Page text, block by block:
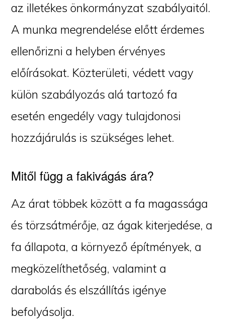
az illetékes önkormányzat szabályaitól.
A munka megrendelése előtt érdemes
ellenőrizni a helyben érvényes
előírásokat. Közterületi, védett vagy
külön szabályozás alá tartozó fa
esetén engedély vagy tulajdonosi
hozzájárulás is szükséges lehet.
Mitől függ a fakivágás ára?
Az árat többek között a fa magassága
és törzsátmérője, az ágak kiterjedése, a
fa állapota, a környező építmények, a
megközelíthetőség, valamint a
darabolás és elszállítás igénye
befolyásolja.